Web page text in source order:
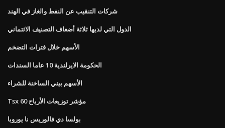
شركات التنقيب عن النفط والغاز في الهند
الدول التي لديها ثلاثة أضعاف التصنيف الائتماني
الأسهم خلال فترات التضخم
الحكومة الايرلندية 10 عاما السندات
الأسهم بيني الساخنة للشراء
Tsx 60 مؤشر توزيعات الأرباح
بولسا دي فالوريس نا يوروبا